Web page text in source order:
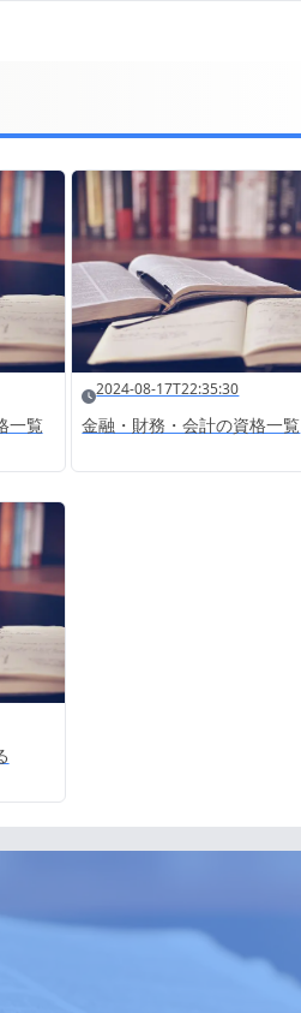
一覧
2024-08-17T22:35:30
金融・財務・会計の資格一覧